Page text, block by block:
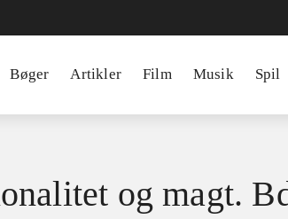
Bøger Artikler Film Musik Spil
og magt.